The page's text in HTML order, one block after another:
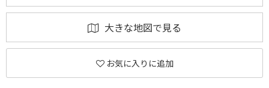
大きな地図で見る
お気に入りに追加